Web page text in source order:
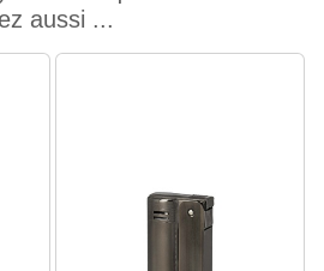
aussi ...